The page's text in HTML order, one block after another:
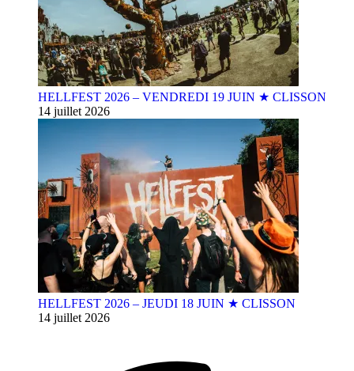
HELLFEST 2026 – VENDREDI 19 JUIN ★ CLISSON
14 juillet 2026
HELLFEST 2026 – JEUDI 18 JUIN ★ CLISSON
14 juillet 2026